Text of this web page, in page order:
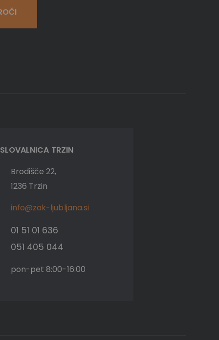
TRZIN
Brodišče 22,
1236 Trzin
info@zak-ljubljana.si
01 51 01 636
051 405 044
pon-pet 8:00-16:00